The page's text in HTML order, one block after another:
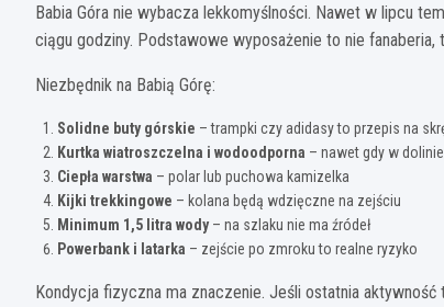
Babia Góra nie wybacza lekkomyślności. Nawet w lipcu
ciągu godziny. Podstawowe wyposażenie to nie fanaberia,
Niezbędnik na Babią Górę:
Solidne buty górskie – trampki czy adidasy to przepis na
Kurtka wiatroszczelna i wodoodporna – nawet gdy w
Ciepła warstwa – polar lub puchowa kamizelka
Kijki trekkingowe – kolana będą wdzięczne na zejściu
Minimum 1,5 litra wody– na szlaku nie ma źródeł
Powerbank i latarka – zejście po zmroku to realne ryzyko
Kondycja fizyczna ma znaczenie. Jeśli ostatnia